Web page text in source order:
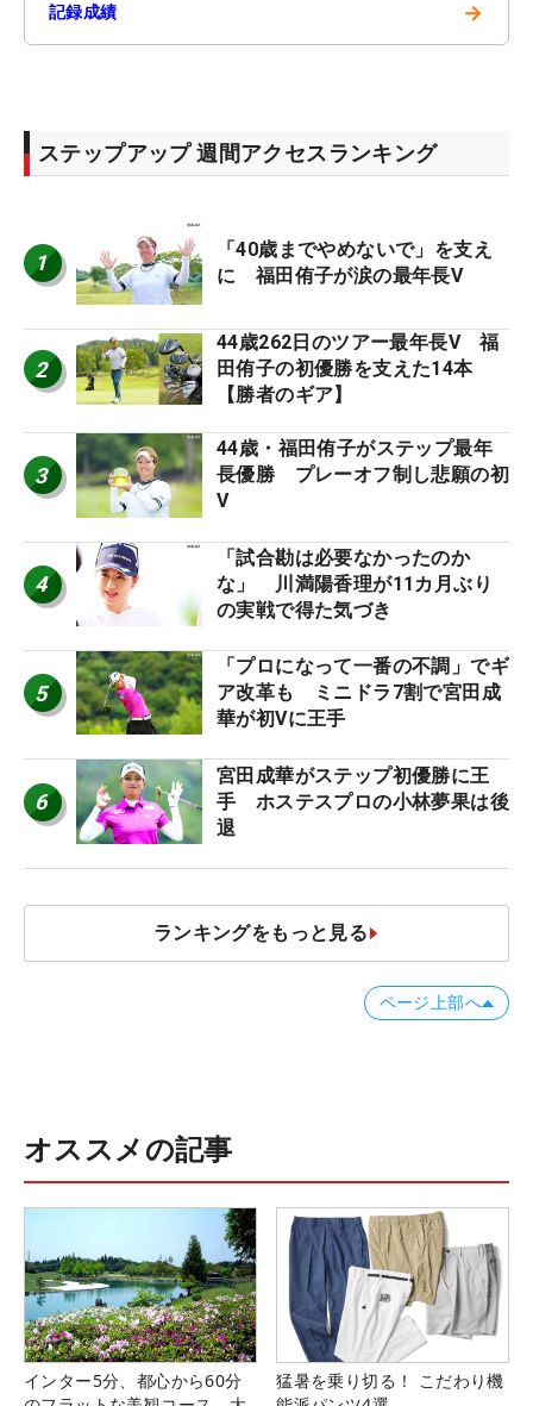
記録成績 →
ステップアップ 週間アクセスランキング
1
「40歳までやめないで」を支え
に 福田侑子が涙の最年長V
2
44歳262日のツアー最年長V 福
田侑子の初優勝を支えた14本
【勝者のギア】
3
44歳・福田侑子がステップ最年
長優勝 プレーオフ制し悲願の初
V
4
「試合勘は必要なかったのか
な」 川満陽香理が11カ月ぶり
の実戦で得た気づき
5
「プロになって一番の不調」でギ
ア改革も ミニドラ7割で宮田成
華が初Vに王手
6
宮田成華がステップ初優勝に王
手 ホステスプロの小林夢果は後
退
ランキングをもっと見る
ページ上部へ
オススメの記事
インター5分、都心から60分
猛暑を乗り切る！ こだわり機